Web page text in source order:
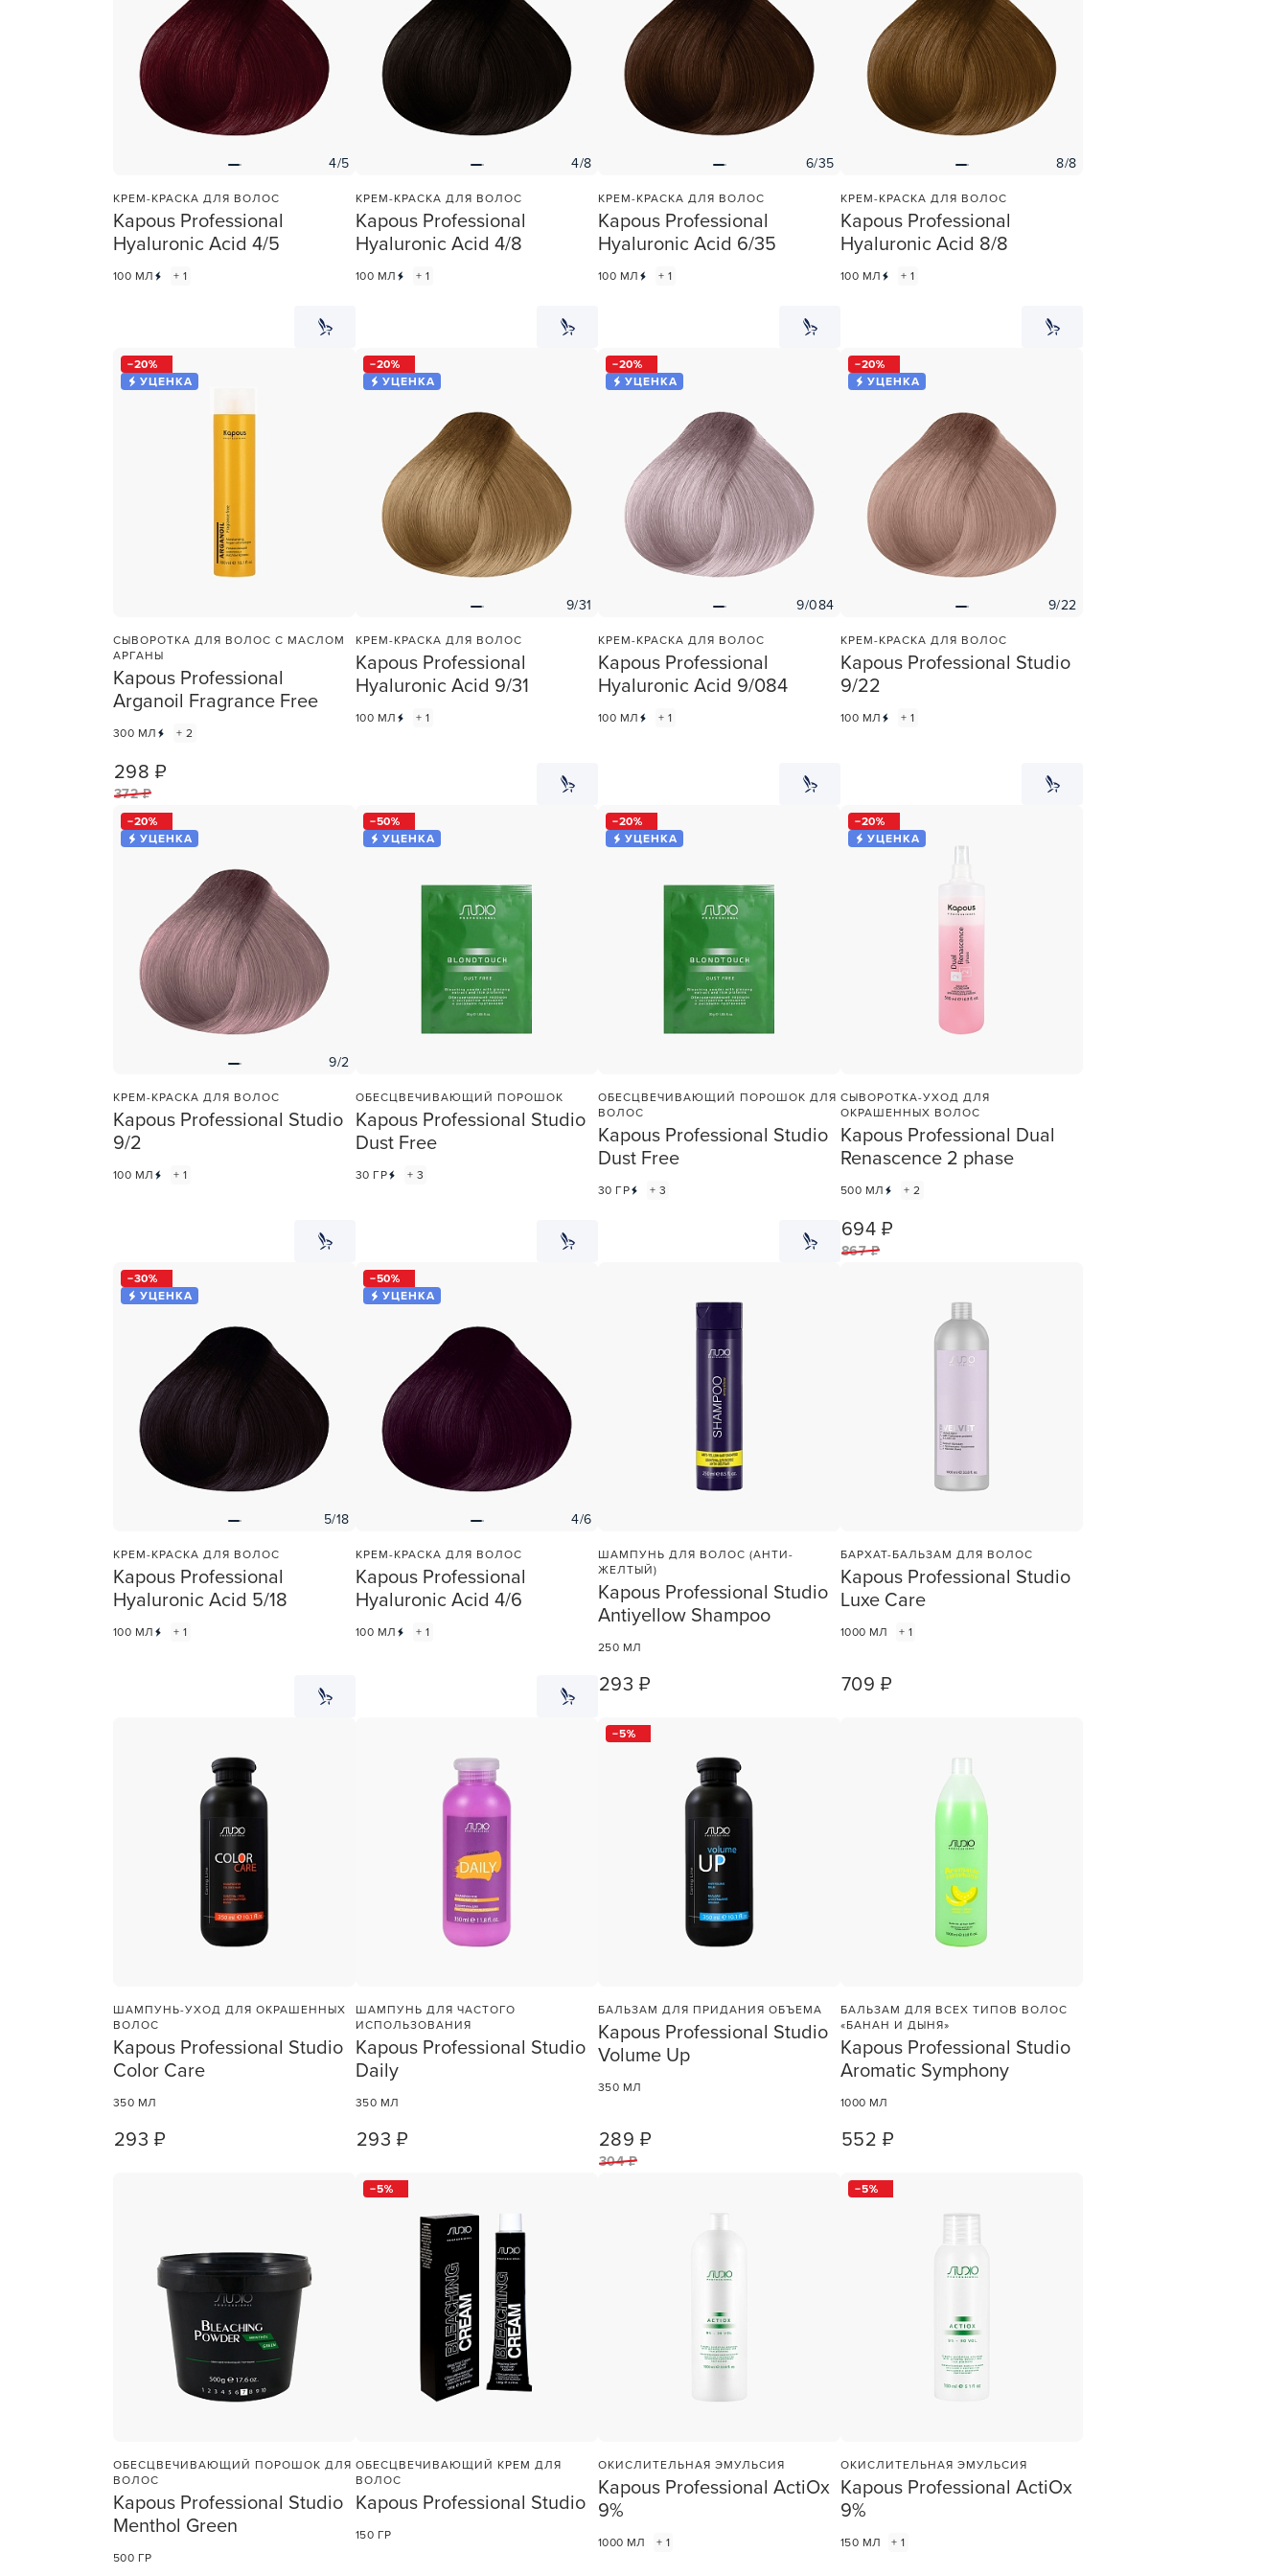
Для обучения
4/5
КРЕМ-КРАСКА ДЛЯ ВОЛОС
Kapous Professional
Hyaluronic Acid 4/5
100 МЛ + 1
4/8
КРЕМ-КРАСКА ДЛЯ ВОЛОС
Kapous Professional
Hyaluronic Acid 4/8
100 МЛ + 1
6/35
КРЕМ-КРАСКА ДЛЯ ВОЛОС
Kapous Professional
Hyaluronic Acid 6/35
100 МЛ + 1
8/8
КРЕМ-КРАСКА ДЛЯ ВОЛОС
Kapous Professional
Hyaluronic Acid 8/8
100 МЛ + 1
20
УЦЕНКА
СЫВОРОТКА ДЛЯ ВОЛОС С МАСЛОМ
АРГАНЫ
Kapous Professional
Arganoil Fragrance Free
300 МЛ + 2
298 ₽
372 ₽
20
УЦЕНКА
9/31
КРЕМ-КРАСКА ДЛЯ ВОЛОС
Kapous Professional
Hyaluronic Acid 9/31
100 МЛ + 1
20
УЦЕНКА
9/084
КРЕМ-КРАСКА ДЛЯ ВОЛОС
Kapous Professional
Hyaluronic Acid 9/084
100 МЛ + 1
20
УЦЕНКА
9/22
КРЕМ-КРАСКА ДЛЯ ВОЛОС
Kapous Professional Studio
9/22
100 МЛ + 1
20
УЦЕНКА
9/2
КРЕМ-КРАСКА ДЛЯ ВОЛОС
Kapous Professional Studio
9/2
100 МЛ + 1
50
УЦЕНКА
ОБЕСЦВЕЧИВАЮЩИЙ ПОРОШОК
Kapous Professional Studio
Dust Free
30 ГР + 3
20
УЦЕНКА
ОБЕСЦВЕЧИВАЮЩИЙ ПОРОШОК ДЛЯ
ВОЛОС
Kapous Professional Studio
Dust Free
30 ГР + 3
20
УЦЕНКА
СЫВОРОТКА-УХОД ДЛЯ
ОКРАШЕННЫХ ВОЛОС
Kapous Professional Dual
Renascence 2 phase
500 МЛ + 2
694 ₽
867 ₽
30
УЦЕНКА
5/18
КРЕМ-КРАСКА ДЛЯ ВОЛОС
Kapous Professional
Hyaluronic Acid 5/18
100 МЛ + 1
50
УЦЕНКА
4/6
КРЕМ-КРАСКА ДЛЯ ВОЛОС
Kapous Professional
Hyaluronic Acid 4/6
100 МЛ + 1
ШАМПУНЬ ДЛЯ ВОЛОС (АНТИ-
ЖЕЛТЫЙ)
Kapous Professional Studio
Antiyellow Shampoo
250 МЛ
293 ₽
БАРХАТ-БАЛЬЗАМ ДЛЯ ВОЛОС
Kapous Professional Studio
Luxe Care
1000 МЛ + 1
709 ₽
ШАМПУНЬ-УХОД ДЛЯ ОКРАШЕННЫХ
ВОЛОС
Kapous Professional Studio
Color Care
350 МЛ
293 ₽
ШАМПУНЬ ДЛЯ ЧАСТОГО
ИСПОЛЬЗОВАНИЯ
Kapous Professional Studio
Daily
350 МЛ
293 ₽
5
БАЛЬЗАМ ДЛЯ ПРИДАНИЯ ОБЪЕМА
Kapous Professional Studio
Volume Up
350 МЛ
289 ₽
304 ₽
БАЛЬЗАМ ДЛЯ ВСЕХ ТИПОВ ВОЛОС
«БАНАН И ДЫНЯ»
Kapous Professional Studio
Aromatic Symphony
1000 МЛ
552 ₽
ОБЕСЦВЕЧИВАЮЩИЙ ПОРОШОК ДЛЯ
ВОЛОС
Kapous Professional Studio
Menthol Green
500 ГР
5
ОБЕСЦВЕЧИВАЮЩИЙ КРЕМ ДЛЯ
ВОЛОС
Kapous Professional Studio
150 ГР
ОКИСЛИТЕЛЬНАЯ ЭМУЛЬСИЯ
Kapous Professional ActiOx
9%
1000 МЛ + 1
5
ОКИСЛИТЕЛЬНАЯ ЭМУЛЬСИЯ
Kapous Professional ActiOx
9%
150 МЛ + 1
У нас есть приложение
для твоего смартфона!
смотреть товары и оформлять заказы —
УСТАНОВЛЮ ПОЗЖЕ